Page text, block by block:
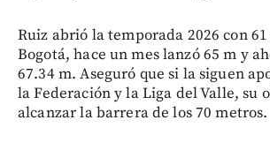
Ruiz abrió la temporada 2026 con
Bogotá, hace un mes lanzó 65 m y
67.34 m. Aseguró que si la siguen
la Federación y la Liga del Valle, su
alcanzar la barrera de los 70 metros.